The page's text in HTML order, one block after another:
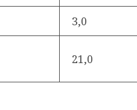
3,0
21,0